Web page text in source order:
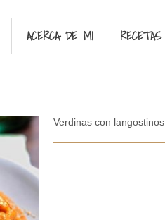
ACERCA DE MI RECETAS
Verdinas con langostinos